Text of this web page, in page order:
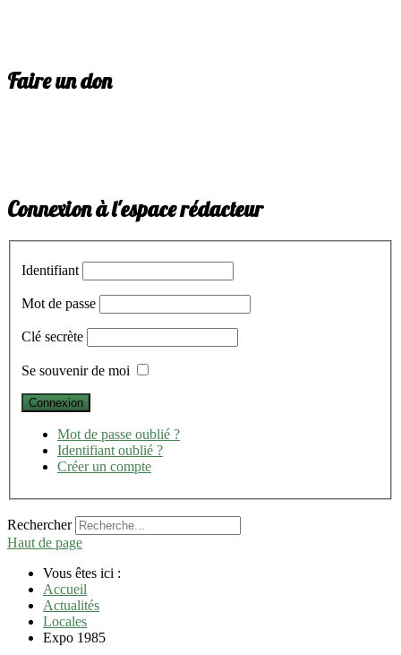
Faire un don
Connexion à l'espace rédacteur
Identifiant
Mot de passe
Clé secrète
Se souvenir de moi
Mot de passe oublié ?
Identifiant oublié ?
Créer un compte
Rechercher
Haut de page
Vous êtes ici :
Accueil
Actualités
Locales
Expo 1985